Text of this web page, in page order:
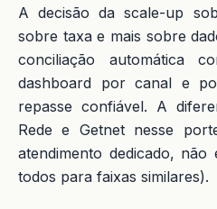
A decisão da scale-up
sobre taxa e mais sobre
conciliação automática
dashboard por canal e
repasse confiável. A
Rede e Getnet nesse
atendimento dedicado,
todos para faixas similares).